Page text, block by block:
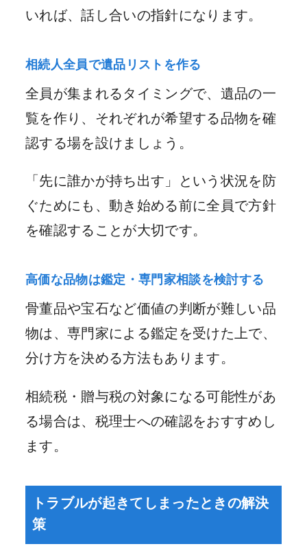
いれば、話し合いの指針になります。
相続人全員で遺品リストを作る
全員が集まれるタイミングで、遺品の一
覧を作り、それぞれが希望する品物を確
認する場を設けましょう。
「先に誰かが持ち出す」という状況を防
ぐためにも、動き始める前に全員で方針
を確認することが大切です。
高価な品物は鑑定・専門家相談を検討する
骨董品や宝石など価値の判断が難しい品
物は、専門家による鑑定を受けた上で、
分け方を決める方法もあります。
相続税・贈与税の対象になる可能性があ
る場合は、税理士への確認をおすすめし
ます。
トラブルが起きてしまったときの解決
策